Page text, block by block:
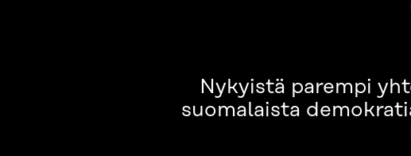
Nykyistä parempi
suomalaista